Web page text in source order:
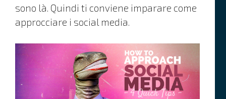
sono là. Quindi ti conviene imparare come
approcciare i social media.